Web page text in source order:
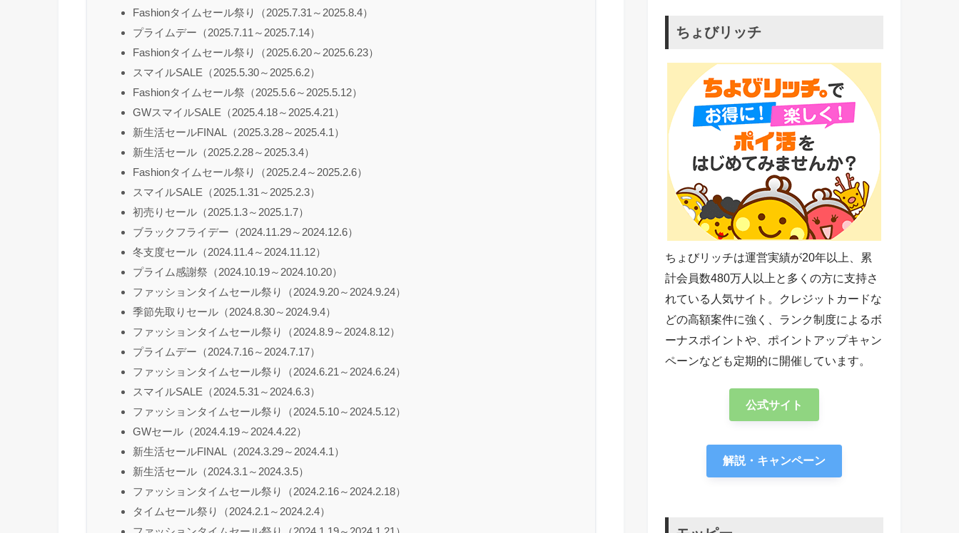
Fashionタイムセール祭り（2025.7.31～2025.8.4）
プライムデー（2025.7.11～2025.7.14）
Fashionタイムセール祭り（2025.6.20～2025.6.23）
スマイルSALE（2025.5.30～2025.6.2）
Fashionタイムセール祭（2025.5.6～2025.5.12）
GWスマイルSALE（2025.4.18～2025.4.21）
新生活セールFINAL（2025.3.28～2025.4.1）
新生活セール（2025.2.28～2025.3.4）
Fashionタイムセール祭り（2025.2.4～2025.2.6）
スマイルSALE（2025.1.31～2025.2.3）
初売りセール（2025.1.3～2025.1.7）
ブラックフライデー（2024.11.29～2024.12.6）
冬支度セール（2024.11.4～2024.11.12）
プライム感謝祭（2024.10.19～2024.10.20）
ファッションタイムセール祭り（2024.9.20～2024.9.24）
季節先取りセール（2024.8.30～2024.9.4）
ファッションタイムセール祭り（2024.8.9～2024.8.12）
プライムデー（2024.7.16～2024.7.17）
ファッションタイムセール祭り（2024.6.21～2024.6.24）
スマイルSALE（2024.5.31～2024.6.3）
ファッションタイムセール祭り（2024.5.10～2024.5.12）
GWセール（2024.4.19～2024.4.22）
新生活セールFINAL（2024.3.29～2024.4.1）
新生活セール（2024.3.1～2024.3.5）
ファッションタイムセール祭り（2024.2.16～2024.2.18）
タイムセール祭り（2024.2.1～2024.2.4）
ちょびリッチ
ちょびリッチは運営実績が20年以上、累
計会員数480万人以上と多くの方に支持さ
れている人気サイト。クレジットカードな
どの高額案件に強く、ランク制度によるボ
ーナスポイントや、ポイントアップキャン
ペーンなども定期的に開催しています。
公式サイト
解説・キャンペーン